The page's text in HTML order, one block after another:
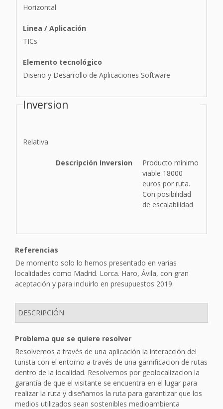
Horizontal
Linea / Aplicación
TICs
Elemento tecnológico
Diseño y Desarrollo de Aplicaciones Software
Inversion
IRelativa
Descripción Inversion
Producto mínimo
viable 18000
euros por ruta.
Con posibilidad
de escalabilidad
Referencias
De momento solo lo hemos presentado en varias
localidades como Madrid. Lorca. Haro, Ávila, con gran
aceptación y para incluirlo en presupuestos 2019.
DESCRIPCIÓN
Problema que se quiere resolver
Resolvemos a través de una aplicación la interacción del
turista con el entorno a través de una gamificacion de rutas
dentro de la localidad. Resolvemos por geolocalizacion la
garantía de que el visitante se encuentra en el lugar para
realizar la ruta y diseñamos la ruta para garantizar que los
medios utilizados sean sostenibles medioambienta